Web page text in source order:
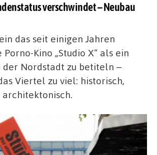
verschwindet – Neubau
das seit einigen Jahren
Kino „Studio X“ als ein
der Nordstadt zu betiteln –
Viertel zu viel: historisch,